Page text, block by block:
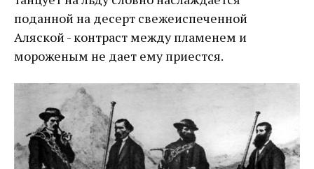
поданной на десерт свежеиспеченной
Аляской - контраст между пламенем и
мороженым не дает ему приестся.